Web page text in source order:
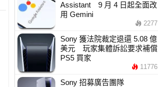
Assistant 9 月 4 日起全面改
用 Gemini
2277
Sony 獲法院裁定退還 5.08 億
美元 玩家集體訴訟要求補償
PS5 買家
11776
Sony 招募廣告團隊